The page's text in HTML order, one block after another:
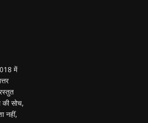
में
की सोच,
नहीं,